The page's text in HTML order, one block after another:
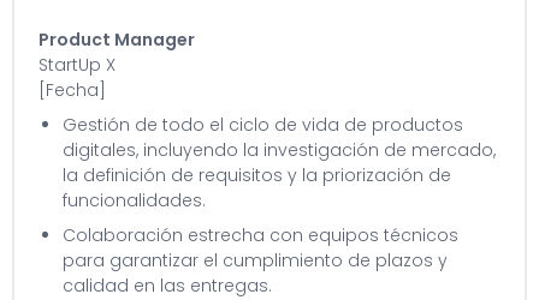
Product Manager
StartUp X
[Fecha]
Gestión de todo el ciclo de vida de productos
digitales, incluyendo la investigación de mercado,
la definición de requisitos y la priorización de
funcionalidades.
Colaboración estrecha con equipos técnicos
para garantizar el cumplimiento de plazos y
calidad en las entregas.